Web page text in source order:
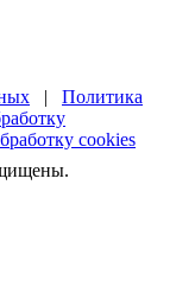
| Политика
cookies